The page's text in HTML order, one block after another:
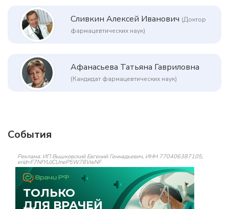
Сливкин Алексей Иванович (Доктор
фармацевтических наук)
Афанасьева Татьяна Гавриловна
(Кандидат фармацевтических наук)
События
Реклама: ИП Вышковский Евгений Геннадьевич, ИНН 770406387105,
erid=F7NfYUJCUneP5W78VwNF